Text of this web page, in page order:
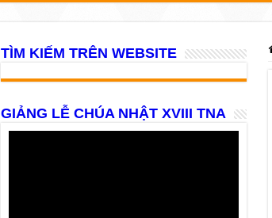
TÌM KIẾM TRÊN WEBSITE
GIẢNG LỄ CHÚA NHẬT XVIII TNA